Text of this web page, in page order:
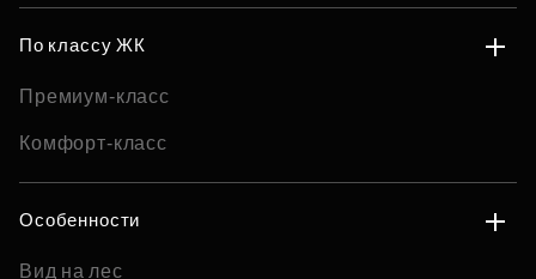
По классу ЖК
Премиум-класс
Комфорт-класс
Особенности
Вид на лес